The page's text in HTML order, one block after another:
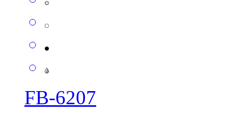
FB-6207